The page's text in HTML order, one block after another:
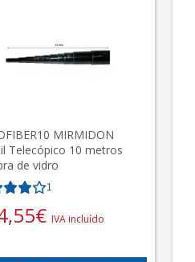
MIRMIDON
Telecópico 10 metros
de vidro
1
€ IVA incluído